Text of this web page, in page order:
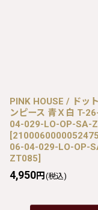
PINK HOUSE / ドッ
ンピース 青Ｘ白 T-
04-029-LO-OP-SA-
[
06-04-029-LO-OP-
ZT085]
4,950円 (税込)